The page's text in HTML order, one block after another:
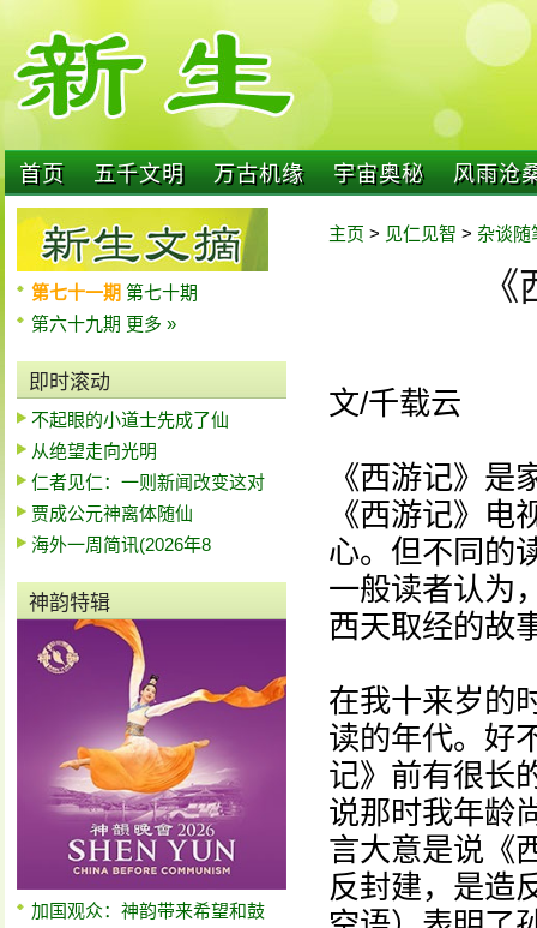
首页 五千文明 万古机缘 宇宙奥秘 风雨沧
第七十一期 第七十期
第六十九期 更多 »
即时滚动
不起眼的小道士先成了仙
从绝望走向光明
仁者见仁：一则新闻改变这对
贾成公元神离体随仙
海外一周简讯(2026年8
神韵特辑
加国观众：神韵带来希望和鼓
主页 > 见仁见智 > 杂谈随
文/千载云
《西游记》
《西游记》
心。但不同的
一般读者认为
西天取经的故
在我十来岁的
读的年代。好
记》前有很长
说那时我年龄
言大意是说《
反封建，是造